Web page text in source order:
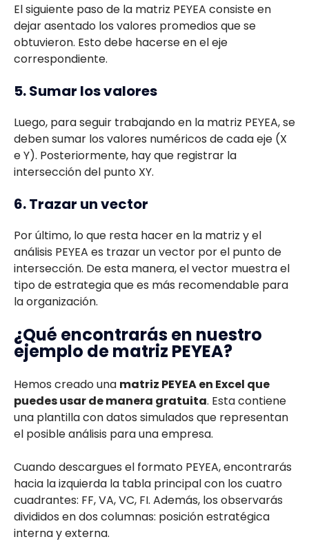
El siguiente paso de la matriz PEYEA consiste en
dejar asentado los valores promedios que se
obtuvieron. Esto debe hacerse en el eje
correspondiente.
5. Sumar los valores
Luego, para seguir trabajando en la matriz PEYEA, se
deben sumar los valores numéricos de cada eje (X
e Y). Posteriormente, hay que registrar la
intersección del punto XY.
6. Trazar un vector
Por último, lo que resta hacer en la matriz y el
análisis PEYEA es trazar un vector por el punto de
intersección. De esta manera, el vector muestra el
tipo de estrategia que es más recomendable para
la organización.
¿Qué encontrarás en nuestro
ejemplo de matriz PEYEA?
Hemos creado una matriz PEYEA en Excel que
puedes usar de manera gratuita. Esta contiene
una plantilla con datos simulados que representan
el posible análisis para una empresa.
Cuando descargues el formato PEYEA, encontrarás
hacia la izquierda la tabla principal con los cuatro
cuadrantes: FF, VA, VC, FI. Además, los observarás
divididos en dos columnas: posición estratégica
interna y externa.